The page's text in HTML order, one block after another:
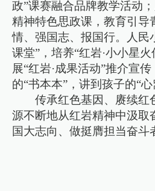
政”课赛融合品牌教学活动
精神特色思政课，教育引导
情、强国志、报国行。人民
课堂”，培养“红岩·小小星
展“红岩·成果活动”推介宣
的“书本本”，讲到孩子的“心
传承红色基因、赓续红
源不断地从红岩精神中汲取
国大志向、做挺膺担当奋斗